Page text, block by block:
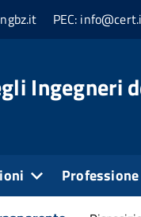
PEC:
Ingegneri
Professione